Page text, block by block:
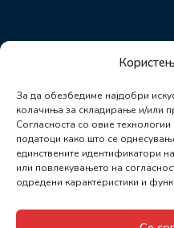
За да обезбедиме најдобри
колачиња за складирање и/или
Согласноста со овие
податоци како што се
единствените идентификатори
или повлекувањето на
одредени карактеристики и